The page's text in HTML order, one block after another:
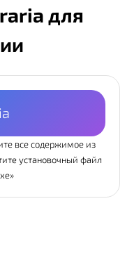
для
все содержимое из
установочный файл